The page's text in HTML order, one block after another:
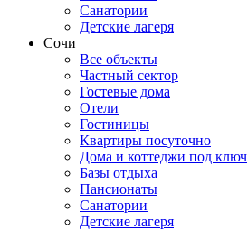
Санатории
Детские лагеря
Сочи
Все объекты
Частный сектор
Гостевые дома
Отели
Гостиницы
Квартиры посуточно
Дома и коттеджи под ключ
Базы отдыха
Пансионаты
Санатории
Детские лагеря